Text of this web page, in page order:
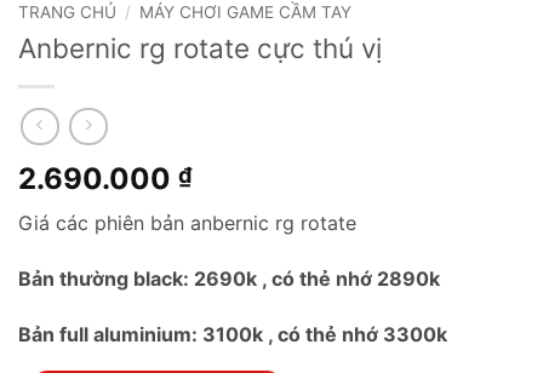
TRANG CHỦ / MÁY CHƠI GAME CẦM TAY
Anbernic rg rotate cực thú vị
2.690.000 ₫
Giá các phiên bản anbernic rg rotate
Bản thường black: 2690k , có thẻ nhớ 2890k
Bản full aluminium: 3100k , có thẻ nhớ 3300k